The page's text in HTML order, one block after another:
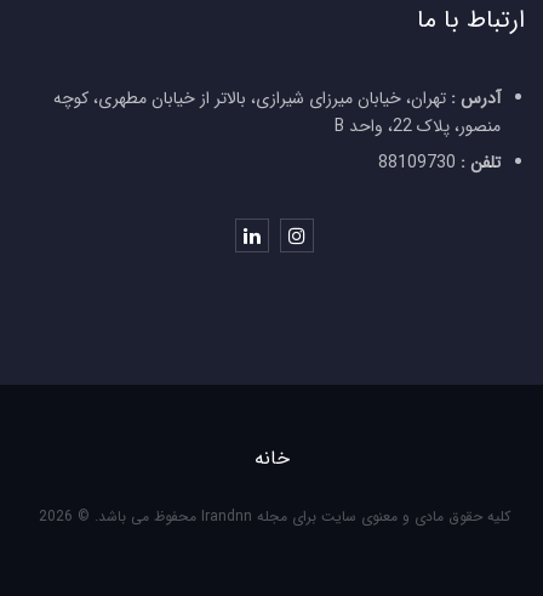
ارتباط با ما
آدرس : تهران، خیابان میرزای شیرازی، بالاتر از خیابان مطهری، کوچه
منصور، پلاک 22، واحد B
تلفن :
خانه
کلیه حقوق مادی و معنوی سایت برای مجله Irandnn محفوظ می باشد. © 2026